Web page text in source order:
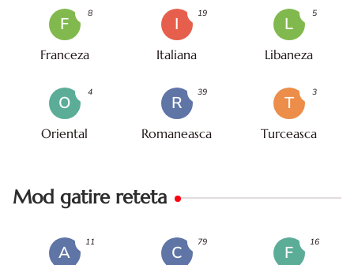
F
Franceza
8
I
Italiana
19
L
Libaneza
5
O
Oriental
4
R
Romaneasca
39
T
Turceasca
3
Mod gatire reteta
A
11
C
79
F
16